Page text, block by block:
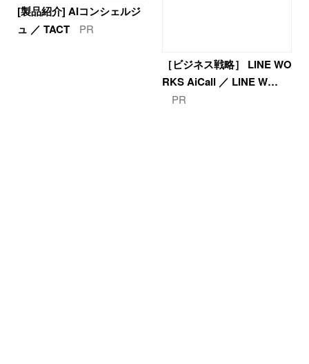
[製品紹介] AIコンシェルジ
ュ ／ TACT
PR
［ビジネス戦略］ LINE WO
RKS AiCall ／ LINE W…
PR